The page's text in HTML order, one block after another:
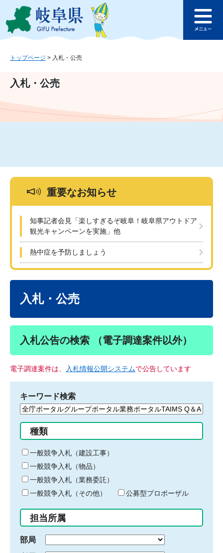
ジ
ュ
文
このページの本文へ
ュ
トップページ > 入札・公売
入札・公売
重要なお知らせ
知事記者会見「楽しすぎるぞ岐阜！岐阜県アウトドア
観光キャンペーンを実施」他
熱中症を予防しましょう
入札・公売
入札公告の検索 （電子調達案件以外）
電子調達案件は、 入札情報公開システムで公告しています
キーワード検索
検
る
キ
ー
ワ
ー
ド
入
力
種類
一般競争入札（建設工事）
一般競争入札（物品）
一般競争入札（業務委託）
一般競争入札（その他）
公募型プロポーザル
担当所属
部局